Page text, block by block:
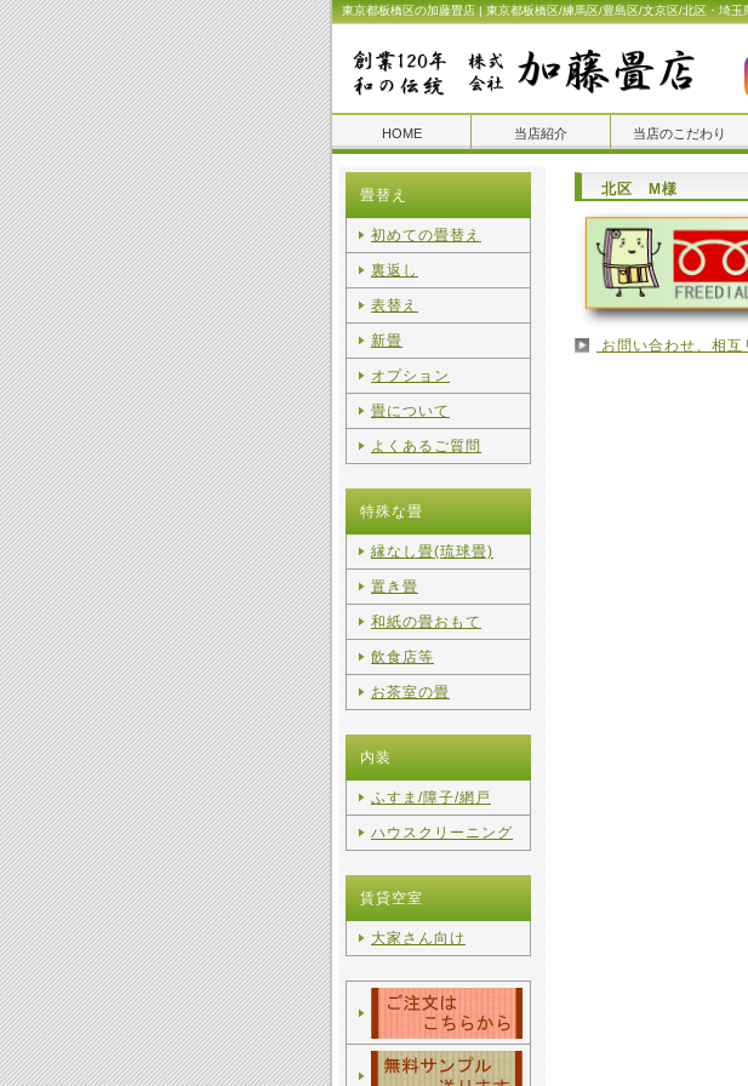
東京都板橋区の加藤畳店 | 東京都板橋区/練馬区/豊島区/文京区/北区・埼
HOME 当店紹介 当店のこだわり
北区 M様
お問い合わせ、相
畳替え
初めての畳替え
裏返し
表替え
新畳
オプション
畳について
よくあるご質問
特殊な畳
縁なし畳(琉球畳)
置き畳
和紙の畳おもて
飲食店等
お茶室の畳
内装
ふすま/障子/網戸
ハウスクリーニング
賃貸空室
大家さん向け